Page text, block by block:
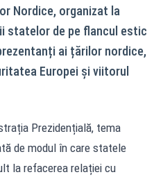
Nordice, organizat la
statelor de pe flancul estic
ai țărilor nordice,
Europei și viitorul
Prezidențială, tema
de modul în care statele
la refacerea relației cu